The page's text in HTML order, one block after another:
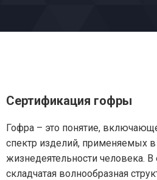
Сертификация гофры
Гофра – это понятие,
спектр изделий, применяемых
жизнедеятельности человека.
складчатая волнообразная